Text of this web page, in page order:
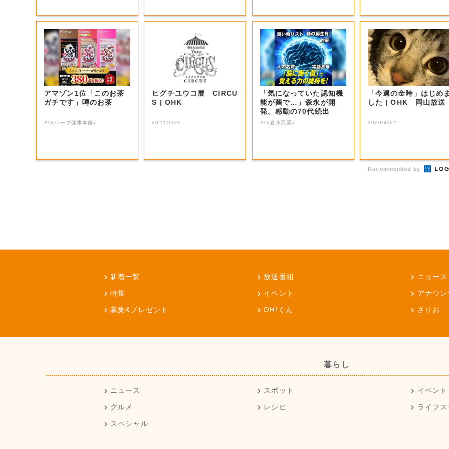
アマゾン1位「このお茶
ガチです」噂のお茶
AD(ハーブ健康本舗)
ヒグチユウコ展 CIRCU
S | OHK
2021/10/1
「気になっていた認知機
能が菌で…」森永が開
発。感動の70代続出
AD(森永乳業)
「今週の金時」はじめ
した | OHK 岡山放送
2020/4/22
Recommended by
新着一覧 放送番組 ニュース
特集 イベント アナウ
募集&プレゼント OH!くん さりお
暮らし
ニュース スポット イベント
グルメ レシピ ライフ
スペシャル